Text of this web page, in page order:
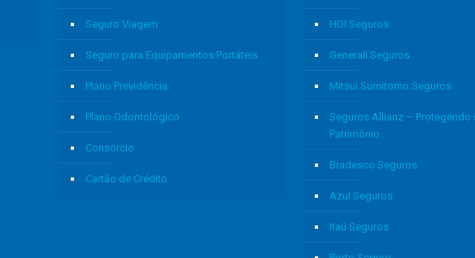
Seguro Viagem
Seguro para Equipamentos Portáteis
Plano Previdência
Plano Odontológico
Consórcio
Cartão de Crédito
HDI Seguros
Generali Seguros
Mitsui Sumitomo Seguros
Seguros Allianz – Protegendo
Patrimônio
Bradesco Seguros
Azul Seguros
Itaú Seguros